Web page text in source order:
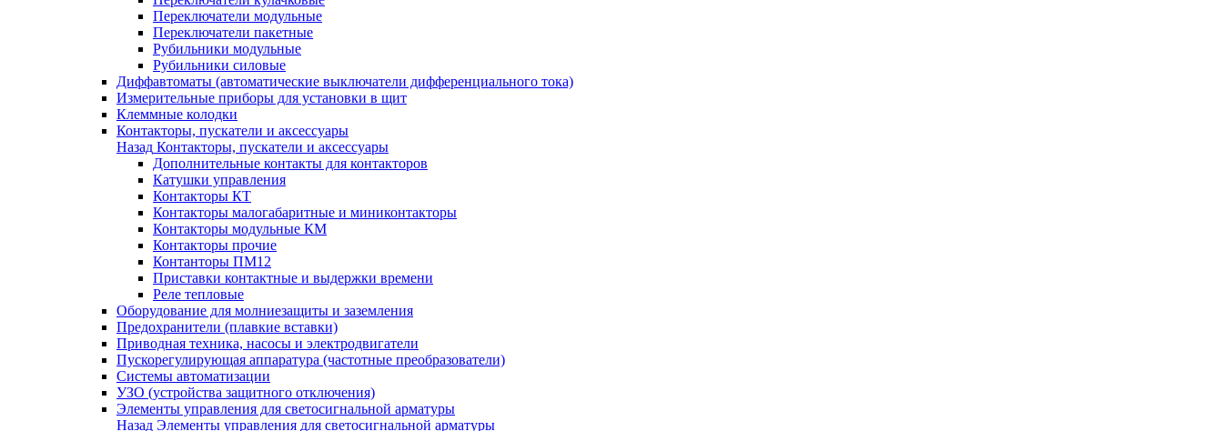
Переключатели модульные
Переключатели пакетные
Рубильники модульные
Рубильники силовые
Диффавтоматы (автоматические выключатели дифференциального тока)
Измерительные приборы для установки в щит
Клеммные колодки
Контакторы, пускатели и аксессуары
Назад Контакторы, пускатели и аксессуары
Дополнительные контакты для контакторов
Катушки управления
Контакторы КТ
Контакторы малогабаритные и миниконтакторы
Контакторы модульные КМ
Контакторы прочие
Контанторы ПМ12
Приставки контактные и выдержки времени
Реле тепловые
Оборудование для молниезащиты и заземления
Предохранители (плавкие вставки)
Приводная техника, насосы и электродвигатели
Пускорегулирующая аппаратура (частотные преобразователи)
Системы автоматизации
УЗО (устройства защитного отключения)
Элементы управления для светосигнальной арматуры
Назад Элементы управления для светосигнальной арматуры